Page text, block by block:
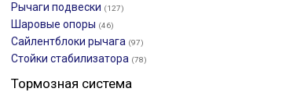
Рычаги подвески (127)
Шаровые опоры (46)
Сайлентблоки рычага (97)
Стойки стабилизатора (78)
Тормозная система